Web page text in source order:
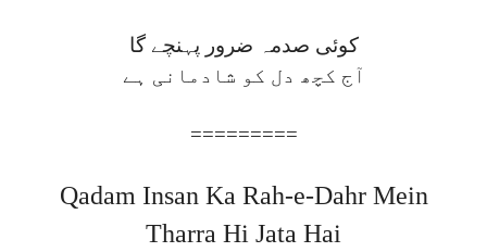
کوئی صدمہ ضرور پہنچے گا
آج کچھ دل کو شادمانی ہے
=========
Qadam Insan Ka Rah-e-Dahr Mein
Tharra Hi Jata Hai